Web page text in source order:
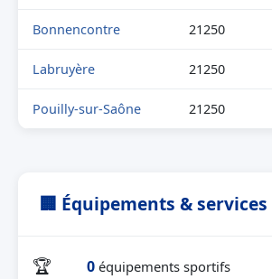
Bonnencontre 21250
Labruyère 21250
Pouilly-sur-Saône 21250
🏢 Équipements & services
🏆 0 équipements sportifs